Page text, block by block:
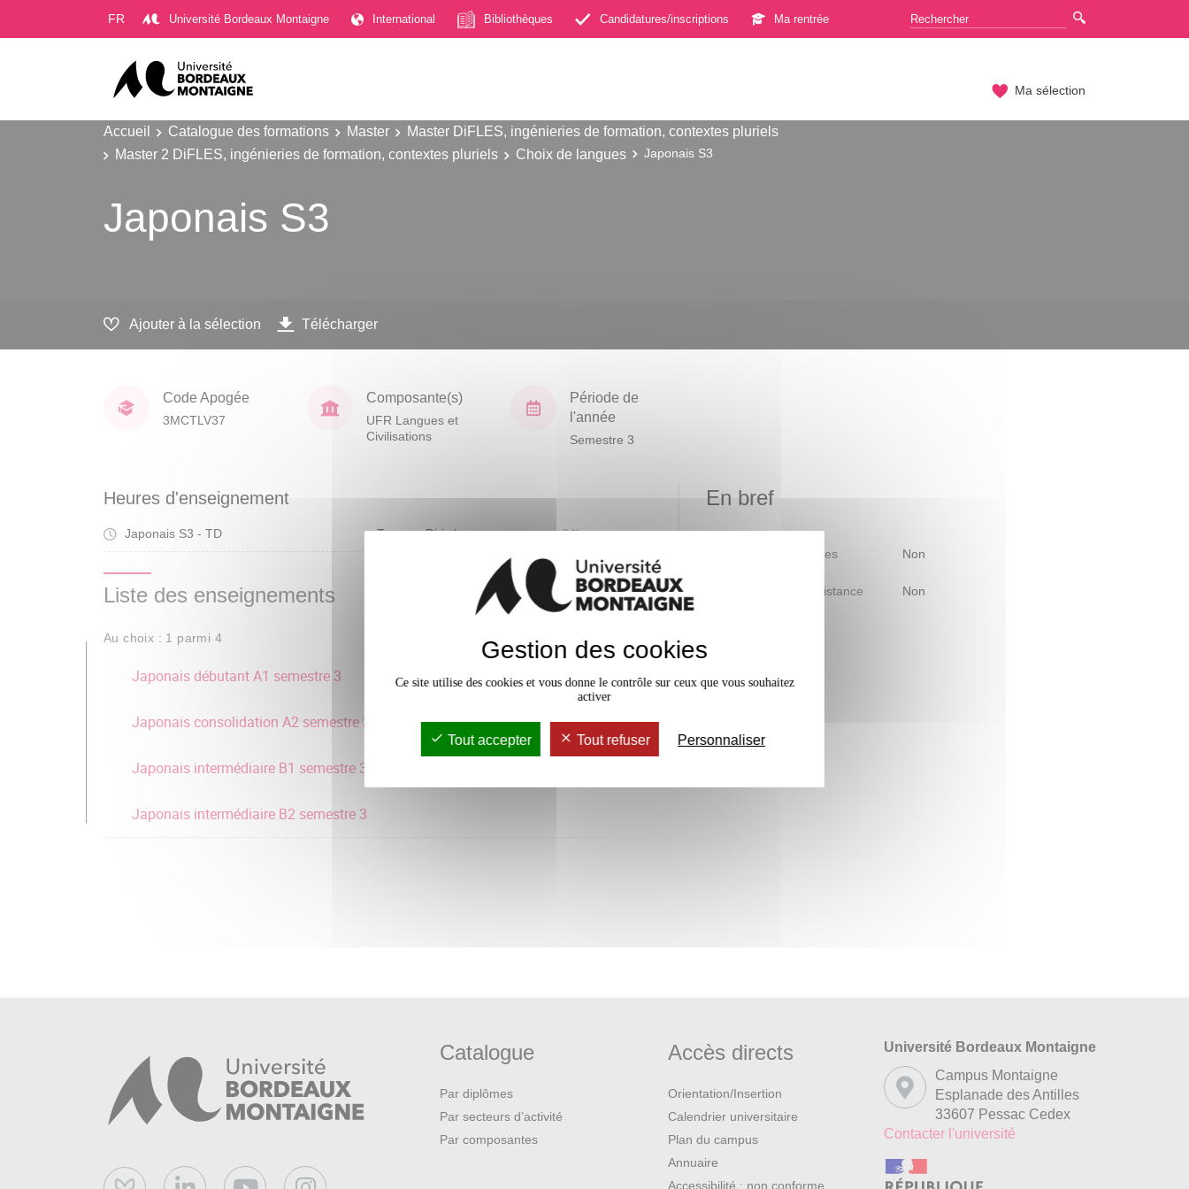
FR Université Bordeaux Montaigne International Bibliothèques Candidatures/inscriptions Ma rentrée
Ma sélection
Accueil Catalogue des formations Master
Master DiFLES, ingénieries de formation, contextes pluriels
Master 2 DiFLES, ingénieries de formation, contextes pluriels
Choix de langues Japonais S3
Japonais S3
Ajouter à la sélection Télécharger
Code Apogée
3MCTLV37
Composante(s)
UFR Langues et
Civilisations
Période de
l'année
Semestre 3
Heures d'enseignement
Japonais S3 - TD Travaux Dirigés 24h
Liste des enseignements
Au choix : 1 parmi 4
Japonais débutant A1 semestre 3
Japonais consolidation A2 semestre 3
Japonais intermédiaire B1 semestre 3
Japonais intermédiaire B2 semestre 3
En bref
Mobilité d'études Non
Accessible à distance Non
Catalogue
Par diplômes
Par secteurs d’activité
Par composantes
Accès directs
Orientation/Insertion
Calendrier universitaire
Plan du campus
Annuaire
Accessibilité : non conforme
Université Bordeaux Montaigne
Campus Montaigne
Esplanade des Antilles
33607 Pessac Cedex
Contacter l'université
Gestion des cookies
Ce site utilise des cookies et vous donne le contrôle sur ceux que vous souhaitez
activer
Tout accepter Tout refuser Personnaliser